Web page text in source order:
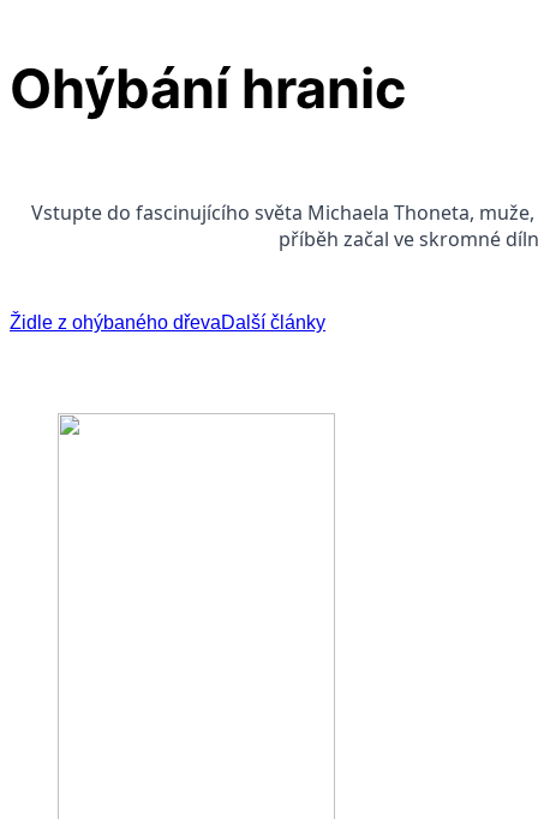
Ohýbání hranic
Vstupte do fascinujícího světa Michaela Thoneta,
příběh začal ve skromné
Židle z ohýbaného dřevaDalší články